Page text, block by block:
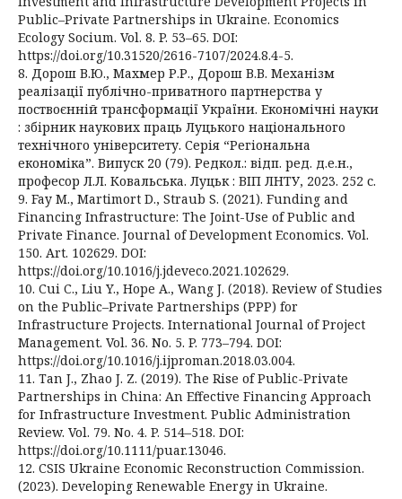
Public–Private Partnerships in Ukraine. Economics
Ecology Socium. Vol. 8. P. 53–65. DOI:
https://doi.org/10.31520/2616-7107/2024.8.4-5.
8. Дорош В.Ю., Махмер Р.Р., Дорош В.В. Механізм
реалізації публічно-приватного партнерства у
поствоєнній трансформації України. Економічні науки
: збірник наукових праць Луцького національного
технічного університету. Серія “Регіональна
економіка”. Випуск 20 (79). Редкол.: відп. ред. д.е.н.,
професор Л.Л. Ковальська. Луцьк : ВІП ЛНТУ, 2023. 252 с.
9. Fay M., Martimort D., Straub S. (2021). Funding and
Financing Infrastructure: The Joint-Use of Public and
Private Finance. Journal of Development Economics. Vol.
150. Art. 102629. DOI:
https://doi.org/10.1016/j.jdeveco.2021.102629.
10. Cui C., Liu Y., Hope A., Wang J. (2018). Review of Studies
on the Public–Private Partnerships (PPP) for
Infrastructure Projects. International Journal of Project
Management. Vol. 36. No. 5. P. 773–794. DOI:
https://doi.org/10.1016/j.ijproman.2018.03.004.
11. Tan J., Zhao J. Z. (2019). The Rise of Public-Private
Partnerships in China: An Effective Financing Approach
for Infrastructure Investment. Public Administration
Review. Vol. 79. No. 4. P. 514–518. DOI:
https://doi.org/10.1111/puar.13046.
12. CSIS Ukraine Economic Reconstruction Commission.
(2023). Developing Renewable Energy in Ukraine.